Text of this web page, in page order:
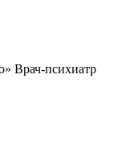
Врач-психиатр